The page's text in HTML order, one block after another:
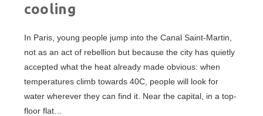
cooling
In Paris, young people jump into the Canal Saint-Martin,
not as an act of rebellion but because the city has quietly
accepted what the heat already made obvious: when
temperatures climb towards 40C, people will look for
water wherever they can find it. Near the capital, in a top-
floor flat…